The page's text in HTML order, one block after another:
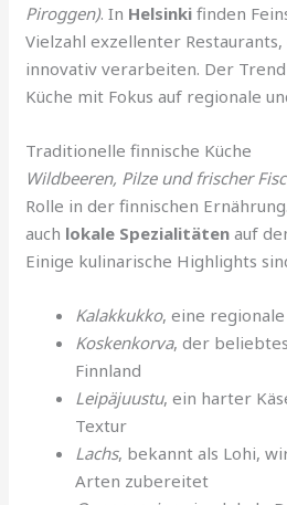
Piroggen). In Helsinki finden
Vielzahl exzellenter
innovativ verarbeiten. Der
Küche mit Fokus auf regionale
Traditionelle finnische Küche
Wildbeeren, Pilze und frischer
Rolle in der finnischen
auch lokale Spezialitäten auf
Einige kulinarische Highlights
Kalakkukko, eine regionale
Koskenkorva, der
Finnland
Leipäjuustu, ein harter
Textur
Lachs, bekannt als Lohi,
Arten zubereitet